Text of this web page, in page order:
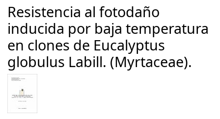
Resistencia al fotodaño
inducida por baja temperatura
en clones de Eucalyptus
globulus Labill. (Myrtaceae).